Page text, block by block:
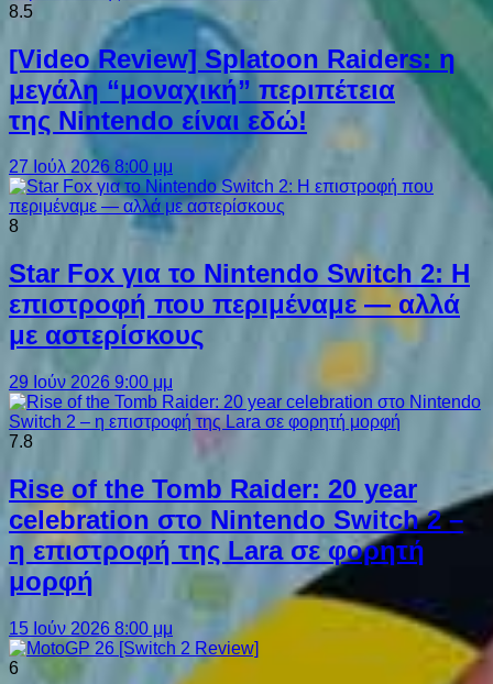
8.5
[Video Review] Splatoon Raiders: η
μεγάλη “μοναχική” περιπέτεια
της Nintendo είναι εδώ!
27 Ιούλ 2026 8:00 μμ
8
Star Fox για το Nintendo Switch 2: Η
επιστροφή που περιμέναμε — αλλά
με αστερίσκους
29 Ιούν 2026 9:00 μμ
7.8
Rise of the Tomb Raider: 20 year
celebration στο Nintendo Switch 2 –
η επιστροφή της Lara σε φορητή
μορφή
15 Ιούν 2026 8:00 μμ
6